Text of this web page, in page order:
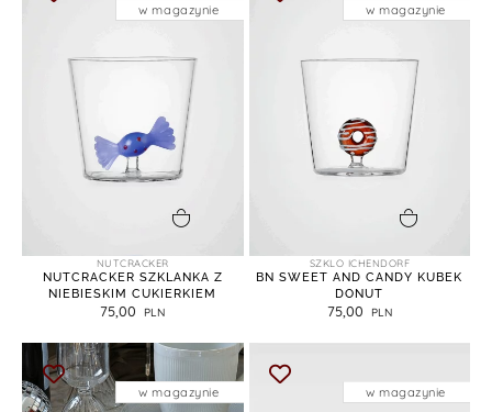
NUTCRACKER
NUTCRACKER SZKLANKA Z
NIEBIESKIM CUKIERKIEM
75,00
w magazynie
SZKLO ICHENDORF
BN SWEET AND CANDY KUBEK
DONUT
75,00
w magazynie
w magazynie w magazynie